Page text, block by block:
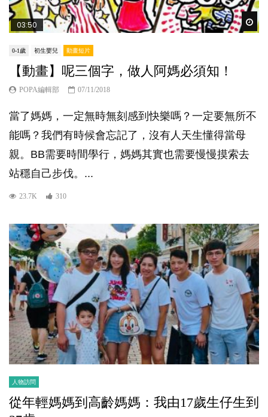
03:50
0-1歲 初生嬰兒 動畫短片
【動畫】呢三個字，做人阿媽必須知！
POPA編輯部 07/11/2018
當了媽媽，一定無時無刻感到快樂嗎？一定要無所不
能嗎？我們有時候會忘記了，沒有人天生懂得當母
親。BB需要時間學行，媽媽其實也需要慢慢摸索去
站穩自己步伐。...
23.7K 310
人物訪問
從年輕媽媽到高齡媽媽：我由17歲生仔生到